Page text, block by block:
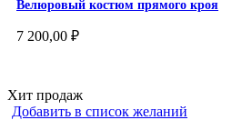
Велюровый костюм прямого кроя
7 200,00 ₽
Хит продаж
Добавить в список желаний